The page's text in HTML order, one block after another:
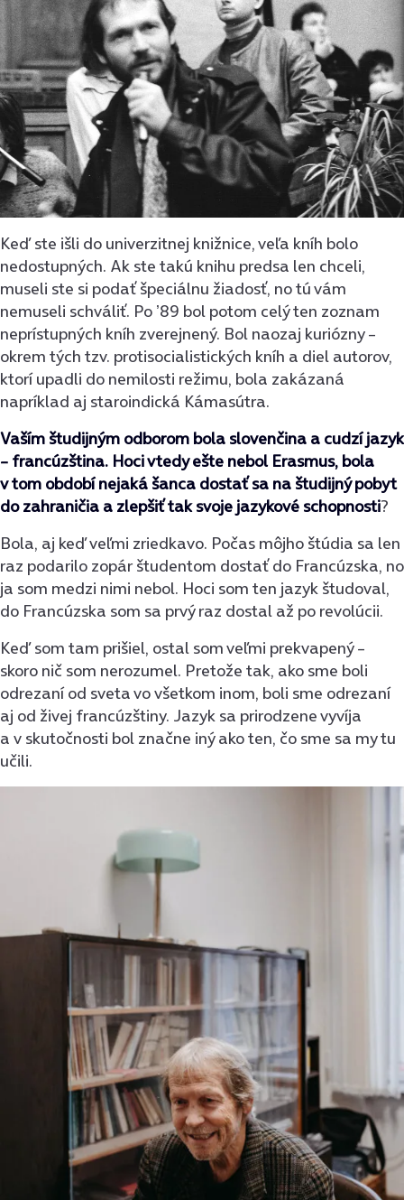
Keď ste išli do univerzitnej knižnice, veľa kníh bolo
nedostupných. Ak ste takú knihu predsa len chceli,
museli ste si podať špeciálnu žiadosť, no tú vám
nemuseli schváliť. Po ʼ89 bol potom celý ten zoznam
neprístupných kníh zverejnený. Bol naozaj kuriózny –
okrem tých tzv. protisocialistických kníh a diel autorov,
ktorí upadli do nemilosti režimu, bola zakázaná
napríklad aj staroindická Kámasútra.
Vaším študijným odborom bola slovenčina a cudzí jazyk
– francúzština. Hoci vtedy ešte nebol Erasmus, bola
v tom období nejaká šanca dostať sa na študijný pobyt
do zahraničia a zlepšiť tak svoje jazykové schopnosti?
Bola, aj keď veľmi zriedkavo. Počas môjho štúdia sa len
raz podarilo zopár študentom dostať do Francúzska, no
ja som medzi nimi nebol. Hoci som ten jazyk študoval,
do Francúzska som sa prvý raz dostal až po revolúcii.
Keď som tam prišiel, ostal som veľmi prekvapený –
skoro nič som nerozumel. Pretože tak, ako sme boli
odrezaní od sveta vo všetkom inom, boli sme odrezaní
aj od živej francúzštiny. Jazyk sa prirodzene vyvíja
a v skutočnosti bol značne iný ako ten, čo sme sa my tu
učili.